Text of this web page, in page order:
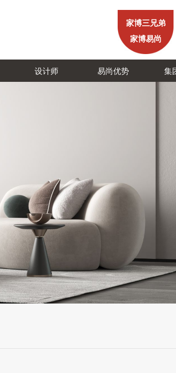
家博三兄弟
家博易尚
设计师 易尚优势 集